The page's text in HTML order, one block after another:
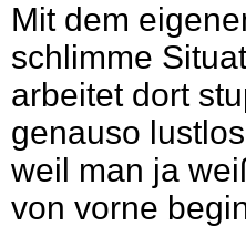
Mit dem
schlimme
arbeitet dort
genauso
weil man ja
von vorne